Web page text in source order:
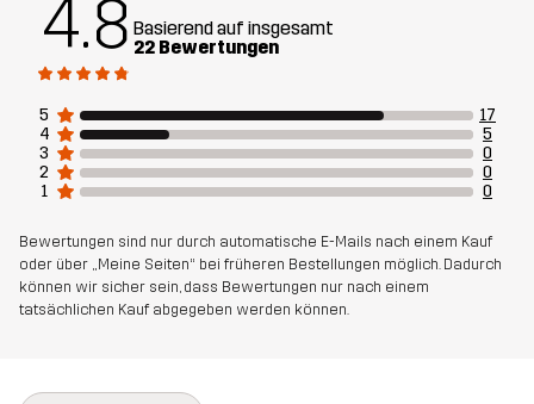
Futter 1
95% Polyester (Recyceltes), 5%
Futter 2 100% Polyester
Membran
Atmungsaktivität: 20 000 g/m²/24h
Gewicht 880g in Größe Medium
4.8 Basierend auf insgesamt
22 Bewertungen
5
17
4
5
3
0
2
0
1
0
Bewertungen sind nur durch automatische E-Mails nach einem Kauf
oder über „Meine Seiten“ bei früheren Bestellungen möglich. Dadurch
können wir sicher sein, dass Bewertungen nur nach einem
tatsächlichen Kauf abgegeben werden können.